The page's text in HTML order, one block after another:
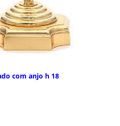
com anjo h 18